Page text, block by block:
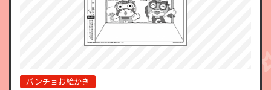
パンチョお絵かき